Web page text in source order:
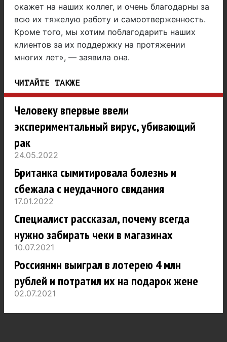
окажет на наших коллег, и очень благодарны за
всю их тяжелую работу и самоотверженность.
Кроме того, мы хотим поблагодарить наших
клиентов за их поддержку на протяжении
многих лет», — заявила она.
ЧИТАЙТЕ ТАКЖЕ
Человеку впервые ввели
экспериментальный вирус, убивающий
рак
24.05.2022
Британка сымитировала болезнь и
сбежала с неудачного свидания
17.01.2022
Специалист рассказал, почему всегда
нужно забирать чеки в магазинах
10.07.2021
Россиянин выиграл в лотерею 4 млн
рублей и потратил их на подарок жене
02.07.2021